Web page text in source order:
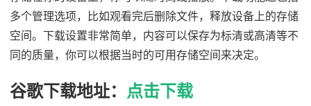
多个管理选项，比如观看完后删除文件，释放设备上的存储
空间。下载设置非常简单，内容可以保存为标清或高清等不
同的质量，你可以根据当时的可用存储空间来决定。
谷歌下载地址： 点击下载